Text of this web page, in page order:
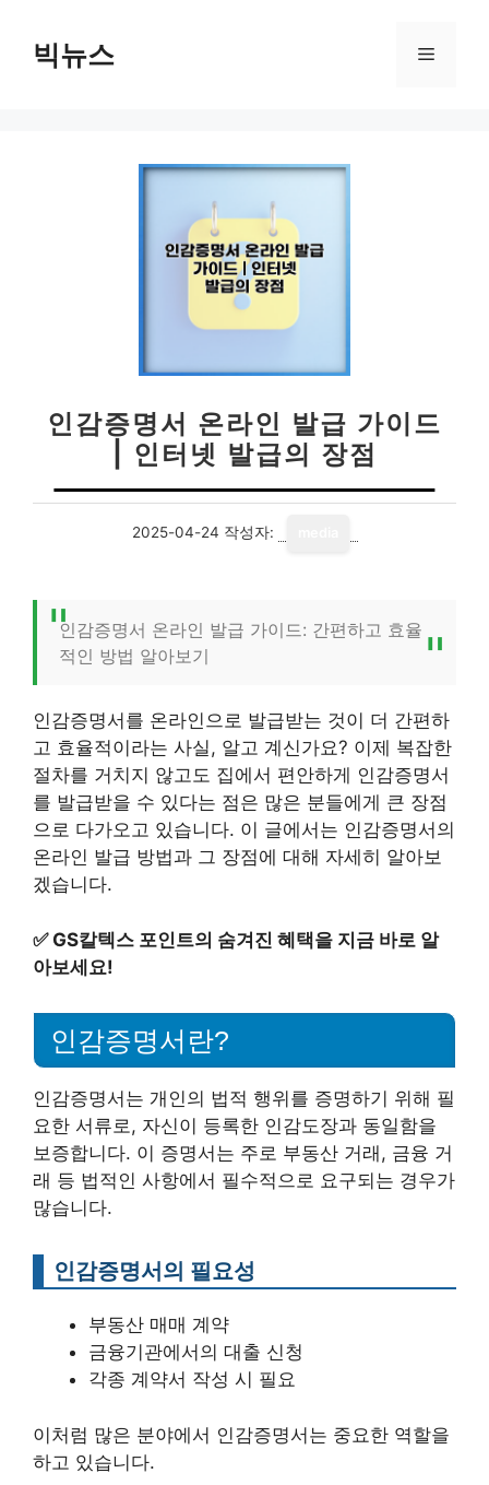
빅뉴스 메
인감증명서 온라인 발급 가이드
| 인터넷 발급의 장점
2025-04-24 작성자:
인감증명서 온라인 발급 가이드: 간편하고 효율
적인 방법 알아보기
인감증명서를 온라인으로 발급받는 것이 더 간편하
고 효율적이라는 사실, 알고 계신가요? 이제 복잡한
절차를 거치지 않고도 집에서 편안하게 인감증명서
를 발급받을 수 있다는 점은 많은 분들에게 큰 장점
으로 다가오고 있습니다. 이 글에서는 인감증명서의
온라인 발급 방법과 그 장점에 대해 자세히 알아보
겠습니다.
✅ GS칼텍스 포인트의 숨겨진 혜택을 지금 바로 알
아보세요!
인감증명서란?
인감증명서는 개인의 법적 행위를 증명하기 위해 필
요한 서류로, 자신이 등록한 인감도장과 동일함을
보증합니다. 이 증명서는 주로 부동산 거래, 금융 거
래 등 법적인 사항에서 필수적으로 요구되는 경우가
많습니다.
인감증명서의 필요성
부동산 매매 계약
금융기관에서의 대출 신청
각종 계약서 작성 시 필요
이처럼 많은 분야에서 인감증명서는 중요한 역할을
하고 있습니다.